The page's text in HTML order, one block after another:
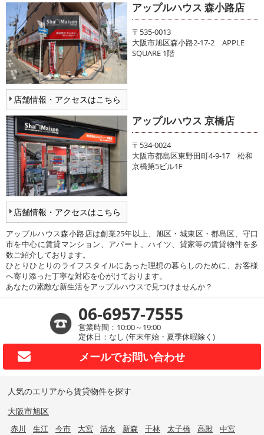
店舗情報・アクセスはこちら
アップルハウス 森小路店
〒535-0013
大阪市旭区森小路2-17-2 APPLE
SQUARE 1階
店舗情報・アクセスはこちら
アップルハウス 京橋店
〒534-0024
大阪市都島区東野田町4-9-17 松和
京橋第5ビル1F
アップルハウス森小路店は創業25年以上、旭区・城東区・都島区、守口
市を中心に賃貸マンション、アパート、ハイツ、貸家等の賃貸物件を多
数ご紹介しております。
ひとりひとりのライフスタイルにあった理想の暮らしのために、お客様
へ寄り添った丁寧な対応を心がけております。
あなたの素敵な新生活をアップルハウスで見つけませんか？
06-6957-7555
営業時間：10:00～19:00
定休日：なし (年末年始・夏季休暇除く)
メールでお問い合わせ
人気のエリアから賃貸物件を探す
大阪市旭区
赤川 生江 今市 大宮 清水 新森 千林 太子橋 高殿
中宮